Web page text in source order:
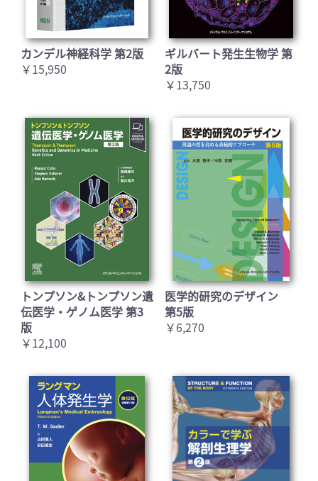
カンデル神経科学 第2版
￥15,950
ギルバート発生生物学 第
2版
￥13,750
トンプソン&トンプソン遺
伝医学・ゲノム医学 第3
版
￥12,100
医学的研究のデザイン
第5版
￥6,270